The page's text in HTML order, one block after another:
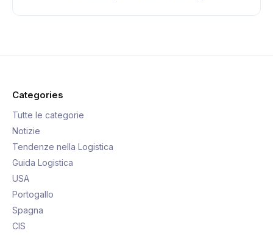
Categories
Tutte le categorie
Notizie
Tendenze nella Logistica
Guida Logistica
USA
Portogallo
Spagna
CIS